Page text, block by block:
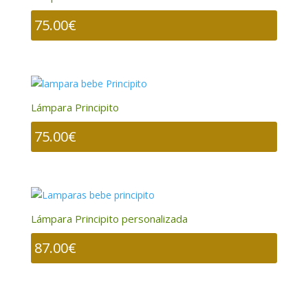
75.00€
Lámpara Principito
75.00€
Lámpara Principito personalizada
87.00€